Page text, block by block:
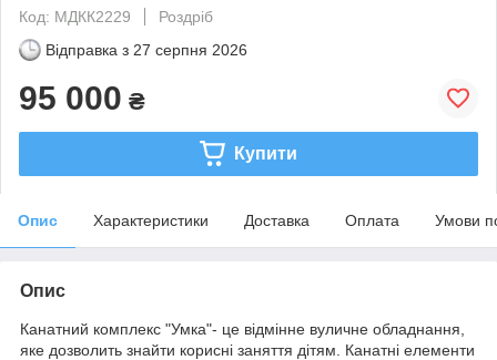
Код: МДКК2229
Роздріб
Відправка з 27 серпня 2026
95 000 ₴
Купити
Опис Характеристики Доставка Оплата Умови
Опис
Канатний комплекс "Умка"- це відмінне вуличне обладнання,
яке дозволить знайти корисні заняття дітям. Канатні елементи